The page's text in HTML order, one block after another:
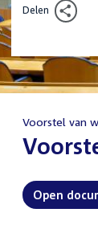
Delen
Voorstel van
:
Open